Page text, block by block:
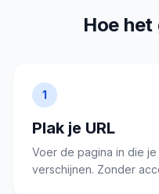
Hoe
1
Plak je URL
Voer de pagina in die
verschijnen. Zonder